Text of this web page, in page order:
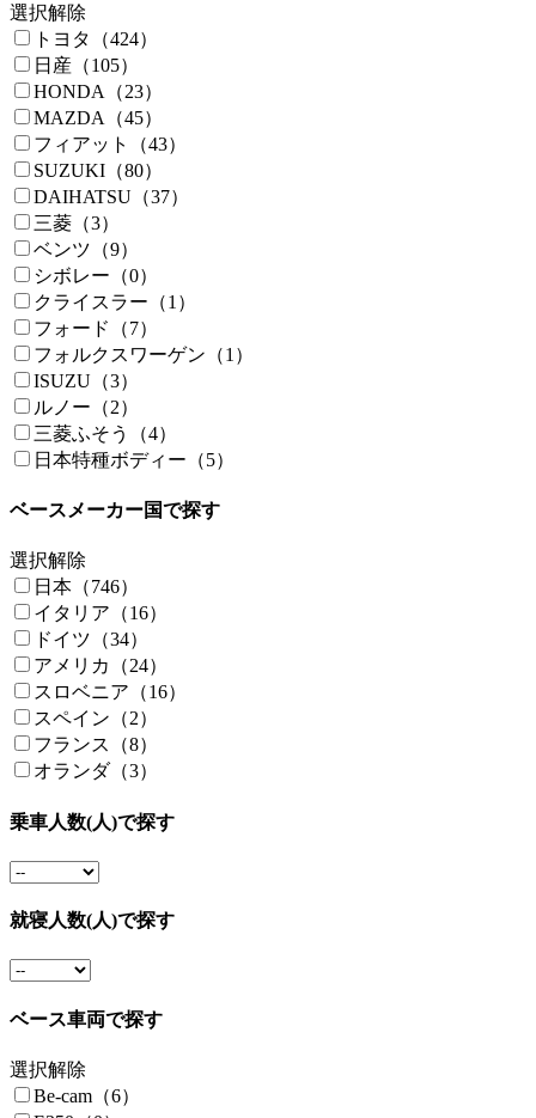
選択解除
トヨタ（424）
日産（105）
HONDA（23）
MAZDA（45）
フィアット（43）
SUZUKI（80）
DAIHATSU（37）
三菱（3）
ベンツ（9）
シボレー（0）
クライスラー（1）
フォード（7）
フォルクスワーゲン（1）
ISUZU（3）
ルノー（2）
三菱ふそう（4）
日本特種ボディー（5）
ベースメーカー国で探す
選択解除
日本（746）
イタリア（16）
ドイツ（34）
アメリカ（24）
スロベニア（16）
スペイン（2）
フランス（8）
オランダ（3）
乗車人数(人)で探す
就寝人数(人)で探す
ベース車両で探す
選択解除
Be-cam（6）